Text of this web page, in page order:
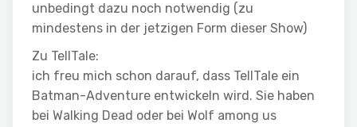
unbedingt dazu noch notwendig (zu
mindestens in der jetzigen Form dieser Show)
Zu TellTale:
ich freu mich schon darauf, dass TellTale ein
Batman-Adventure entwickeln wird. Sie haben
bei Walking Dead oder bei Wolf among us